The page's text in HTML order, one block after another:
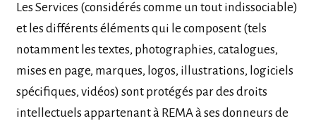
Les Services (considérés comme un tout indissociable)
et les différents éléments qui le composent (tels
notamment les textes, photographies, catalogues,
mises en page, marques, logos, illustrations, logiciels
spécifiques, vidéos) sont protégés par des droits
intellectuels appartenant à REMA à ses donneurs de